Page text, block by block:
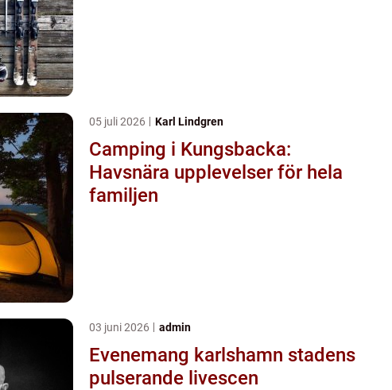
05 juli 2026 Karl Lindgren
Camping i Kungsbacka:
Havsnära upplevelser för hela
familjen
03 juni 2026 admin
Evenemang karlshamn stadens
pulserande livescen